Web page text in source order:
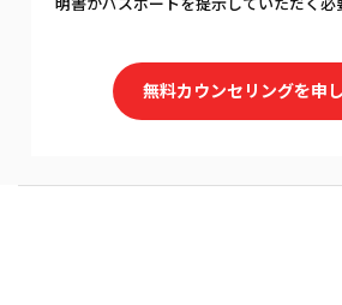
明書かパスポートを提示していただく必
無料カウンセリングを申